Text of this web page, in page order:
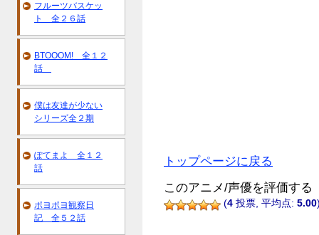
トップページに戻る
このアニメ/声優を評価する
(4 投票, 平均点: 5.00
フルーツバスケッ
ト 全２６話
BTOOOM! 全１２
話
僕は友達が少ない
シリーズ全２期
ぽてまよ 全１２
話
ポヨポヨ観察日
記 全５２話